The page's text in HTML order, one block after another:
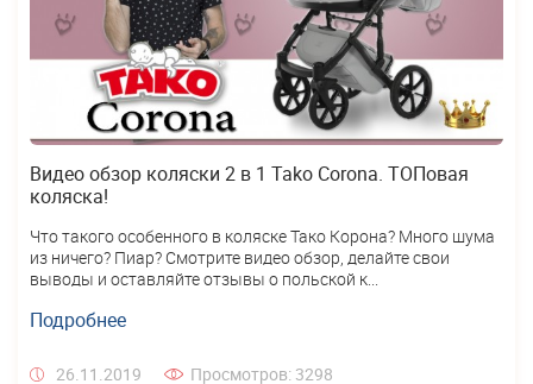
Видео обзор коляски 2 в 1 Tako Corona. ТОПовая
коляска!
Что такого особенного в коляске Тако Корона? Много шума
из ничего? Пиар? Смотрите видео обзор, делайте свои
выводы и оставляйте отзывы о польской к...
Подробнее
26.11.2019 Просмотров: 3298